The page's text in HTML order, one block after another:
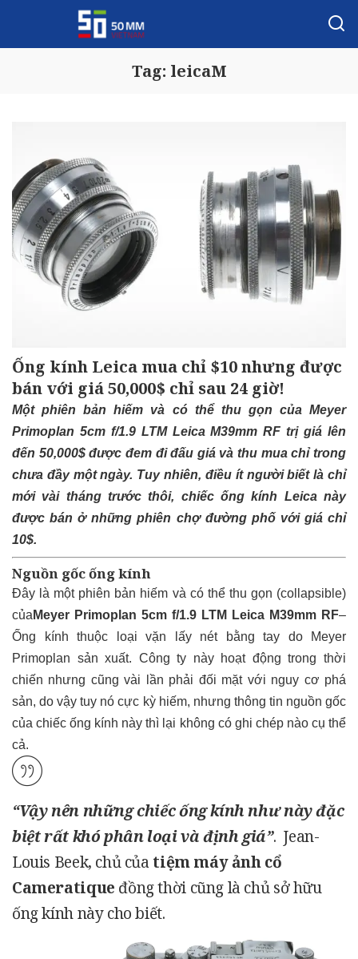
Tag: leicaM
Ống kính Leica mua chỉ $10 nhưng được
bán với giá 50,000$ chỉ sau 24 giờ!
Một phiên bản hiếm và có thể thu gọn của Meyer
Primoplan 5cm f/1.9 LTM Leica M39mm RF trị giá lên
đến 50,000$ được đem đi đấu giá và thu mua chỉ trong
chưa đầy một ngày. Tuy nhiên, điều ít người biết là chỉ
mới vài tháng trước thôi, chiếc ống kính Leica này
được bán ở những phiên chợ đường phố với giá chỉ
10$.
Nguồn gốc ống kính
Đây là một phiên bản hiếm và có thể thu gọn (collapsible)
của Meyer Primoplan 5cm f/1.9 LTM Leica M39mm RF–
Ống kính thuộc loại vặn lấy nét bằng tay do Meyer
Primoplan sản xuất. Công ty này hoạt động trong thời
chiến nhưng cũng vài lần phải đối mặt với nguy cơ phá
sản, do vậy tuy nó cực kỳ hiếm, nhưng thông tin nguồn gốc
của chiếc ống kính này thì lại không có ghi chép nào cụ thể
cả.
“Vậy nên những chiếc ống kính như này đặc
biệt rất khó phân loại và định giá”. Jean-
Louis Beek, chủ của tiệm máy ảnh cổ
Cameratique đồng thời cũng là chủ sở hữu
ống kính này cho biết.